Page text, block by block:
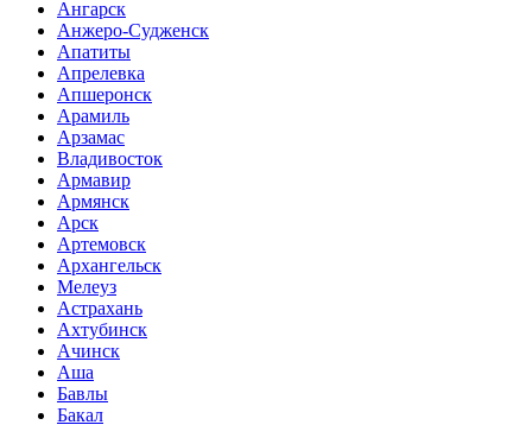
Ангарск
Анжеро-Судженск
Апатиты
Апрелевка
Апшеронск
Арамиль
Арзамас
Владивосток
Армавир
Армянск
Арск
Артемовск
Архангельск
Мелеуз
Астрахань
Ахтубинск
Ачинск
Аша
Бавлы
Бакал